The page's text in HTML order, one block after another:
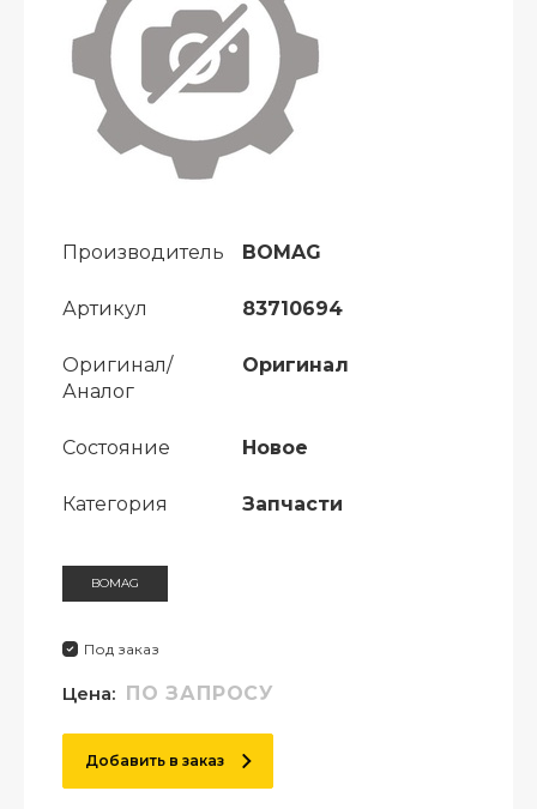
Производитель BOMAG
Артикул 83710694
Оригинал/
Аналог
Оригинал
Состояние Новое
Категория Запчасти
BOMAG
Под заказ
Цена: ПО ЗАПРОСУ
Добавить в заказ